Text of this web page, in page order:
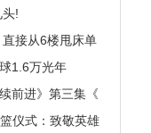
!
接从6楼甩床单
1.6万光年
前进》第三集《
仪式：致敬英雄